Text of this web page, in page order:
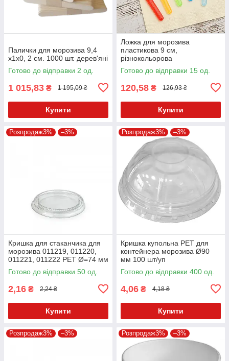
Палички для морозива 9,4
х1х0, 2 см. 1000 шт. дерев'яні
Готово до відправки 2 од.
1 015,83 ₴ 1 195,09 ₴
Купити
Ложка для морозива
пластикова 9 см,
різнокольорова
напівпрозора, 100 шт,
одноразова
Готово до відправки 15 од.
120,58 ₴ 126,93 ₴
Купити
Розпродаж3% –3%
Кришка для стаканчика для
морозива 011219, 011220,
011221, 011222 PET Ø=74 мм
Прозора
Готово до відправки 50 од.
2,16 ₴ 2,24 ₴
Купити
Розпродаж3% –3%
Кришка купольна PET для
контейнера морозива Ø90
мм 100 шт/уп
Готово до відправки 400 од.
4,06 ₴ 4,18 ₴
Купити
Розпродаж3% –3% Розпродаж3% –3%